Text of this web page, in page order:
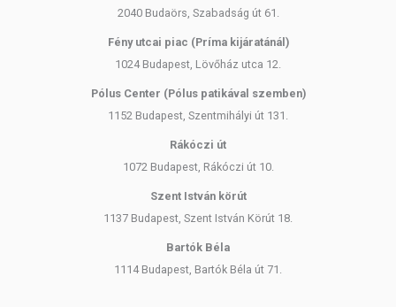
2040 Budaörs, Szabadság út 61.
Fény utcai piac (Príma kijáratánál)
1024 Budapest, Lövőház utca 12.
Pólus Center (Pólus patikával szemben)
1152 Budapest, Szentmihályi út 131.
Rákóczi út
1072 Budapest, Rákóczi út 10.
Szent István körút
1137 Budapest, Szent István Körút 18.
Bartók Béla
1114 Budapest, Bartók Béla út 71.